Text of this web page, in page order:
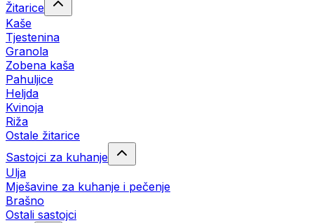
Žitarice
Kaše
Tjestenina
Granola
Zobena kaša
Pahuljice
Heljda
Kvinoja
Riža
Ostale žitarice
Sastojci za kuhanje
Ulja
Mješavine za kuhanje i pečenje
Brašno
Ostali sastojci